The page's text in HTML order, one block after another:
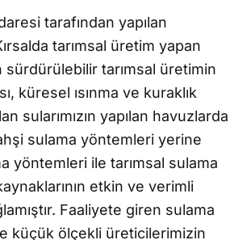
tarafından yapılan
tarımsal üretim yapan
tarımsal üretimin
küresel ısınma ve kuraklık
sularımızın yapılan havuzlarda
sulama yöntemleri yerine
yöntemleri ile tarımsal sulama
etkin ve verimli
Faaliyete giren sulama
küçük ölçekli üreticilerimizin